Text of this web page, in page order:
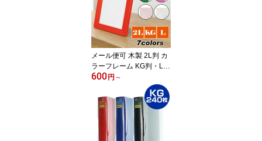
メール便可 木製 2L判 カ
ラーフレーム KG判・L判
対応マット付き 写真 ポ
ストカード フォトフレー
ム 額縁 写真立て はがき
卓上 壁掛け カラフル 推
し活 レッド ブルー イエ
ロー グリーン ピンク ホ
600 円 ～